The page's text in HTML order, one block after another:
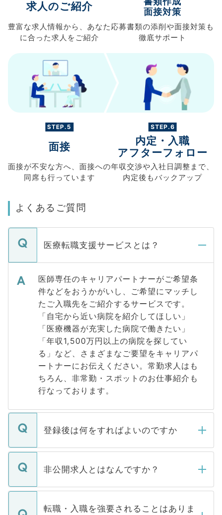
求人のご紹介
豊富な求人情報から、 あなた
に合った求人を ご紹介
面接対策
応募書類の添削や面接対策も
徹底サポート
STEP.5
面接
面接が不安な方へ、 面接への
同席も行っています
STEP.6
内定・入職
アフターフォロー
年収交渉や入社日調整まで、
内定後もバックアップ
よくあるご質問
医療転職支援サービスとは？
医師専任のキャリアパートナーがご希望条
件などをおうかがいし、ご希望にマッチし
たご入職先をご紹介するサービスです。
「自宅から近い病院を紹介してほしい」
「医療機器が充実した病院で働きたい」
「年収1,500万円以上の病院を探してい
る」など、さまざまなご要望をキャリアパ
ートナーにお伝えください。常勤求人はも
ちろん、非常勤・スポットのお仕事紹介も
行なっております。
登録後は何をすればよいのですか
ご登録いただきましたら、弊社担当者がご
登録内容を確認し、その後メールもしくは
ます。通常、5営業日以内にはご連絡をせて
いただきますので、しばらくお待ちくださ
非公開求人とはなんですか？
マイナビDOCTORで取り扱っている求人の
うち約3割は、Webサイトからご覧いただ
転職・入職を強要されることはありま